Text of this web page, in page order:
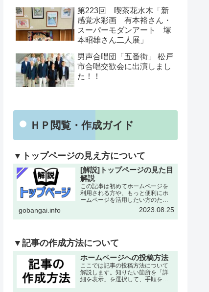
第223回 喫茶花水木「新
感覚水彩画 有本裕さん・
スーパーモダンアート 塚
本昭雄さん二人展」
男声合唱団「五番街」 松戸
市合唱交歓会に出演しまし
た！！
ＨＰ閲覧・作成ガイド
▼トップページの見え方について
[解説]トップページの見た目
解説
この記事は初めてホームページを
利用される方や、もっと便利にホ
ームページを活用したい方のため
にトップページの各所について改
めて解説した記事となります。改
めて確認することで今まで利用し
振…
gobangai.info 2023.08.25
▼記事の作成方法について
ホームページへの投稿方法
ここでは記事の投稿方法について
解説します。知りたい箇所を「詳
細を表示」を選択して、手順を確